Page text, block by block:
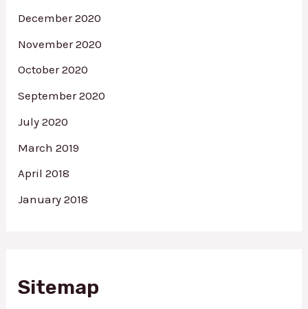
December 2020
November 2020
October 2020
September 2020
July 2020
March 2019
April 2018
January 2018
Sitemap